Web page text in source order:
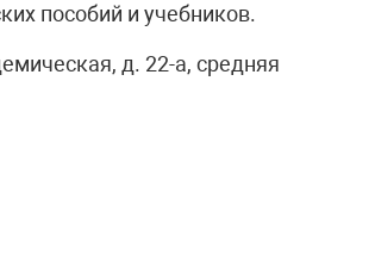
пособий и учебников.
д. 22-а, средняя